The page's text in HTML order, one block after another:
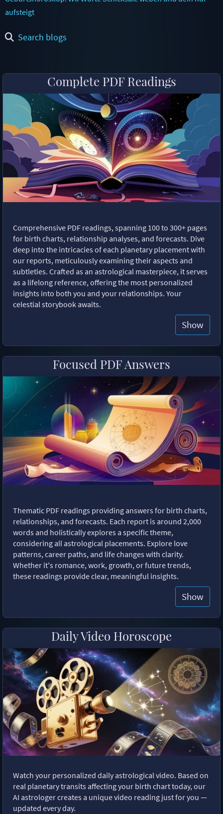
aufsteigt
Search blogs
Complete PDF Readings
Comprehensive PDF readings, spanning 100 to 300+ pages
for birth charts, relationship analyses, and forecasts. Dive
deep into the intricacies of each planetary placement with
our reports, meticulously examining their aspects and
subtleties. Crafted as an astrological masterpiece, it serves
as a lifelong reference, offering the most personalized
insights into both you and your relationships. Your
celestial storybook awaits.
Show
Focused PDF Answers
Thematic PDF readings providing answers for birth charts,
relationships, and forecasts. Each report is around 2,000
words and holistically explores a specific theme,
considering all astrological placements. Explore love
patterns, career paths, and life changes with clarity.
Whether it's romance, work, growth, or future trends,
these readings provide clear, meaningful insights.
Show
Daily Video Horoscope
Watch your personalized daily astrological video. Based on
real planetary transits affecting your birth chart today, our
AI astrologer creates a unique video reading just for you —
updated every day.